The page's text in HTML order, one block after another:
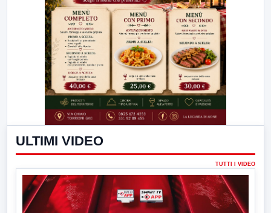
ULTIMI VIDEO
TUTTI I VIDEO